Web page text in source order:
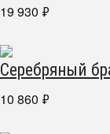
19 930 ₽
Серебряный
10 860 ₽